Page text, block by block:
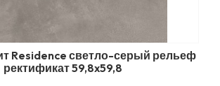
Residence светло-серый рельеф
ректификат 59,8x59,8